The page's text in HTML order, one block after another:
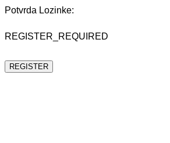
Potvrda Lozinke:
REGISTER_REQUIRED
REGISTER